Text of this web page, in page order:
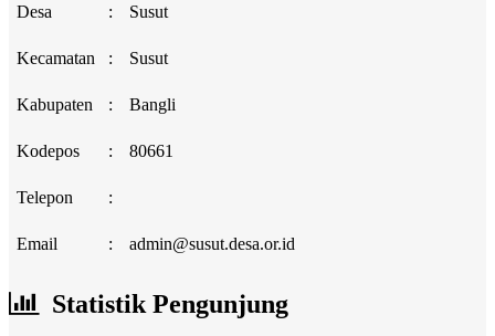
Desa : Susut
Kecamatan : Susut
Kabupaten : Bangli
Kodepos : 80661
Telepon :
Email : admin@susut.desa.or.id
Statistik Pengunjung